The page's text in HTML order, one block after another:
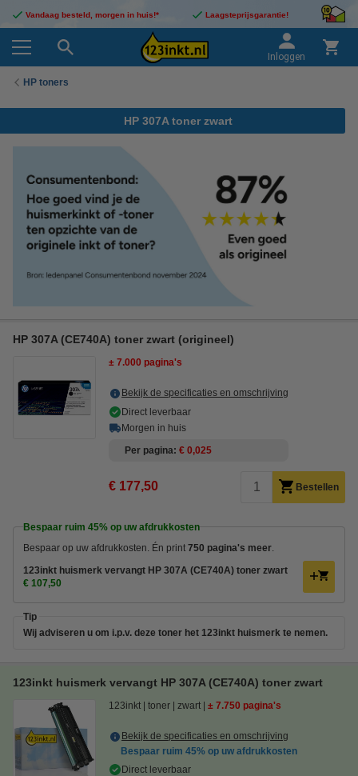
Vandaag besteld, morgen in huis!* Laagsteprijsgarantie!
Inloggen
HP toners
HP 307A toner zwart
HP 307A (CE740A) toner zwart (origineel)
± 7.000 pagina's
Bekijk de specificaties en omschrijving
Direct leverbaar
Morgen in huis
Per pagina € 0,025
€ 177,50 Bestellen
Bespaar ruim 45% op uw afdrukkosten
Bespaar op uw afdrukkosten. Én print 750 pagina's meer.
123inkt huismerk vervangt HP 307A (CE740A) toner zwart
€ 107,50
Tip
Wij adviseren u om i.p.v. deze toner het 123inkt huismerk te nemen.
123inkt huismerk vervangt HP 307A (CE740A) toner zwart
123inkt toner zwart ± 7.750 pagina's
Bekijk de specificaties en omschrijving
Bespaar ruim 45% op uw afdrukkosten
Direct leverbaar